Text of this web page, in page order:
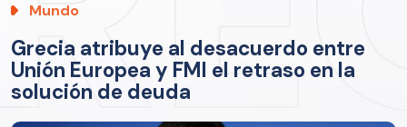
Mundo
Grecia atribuye al desacuerdo entre
Unión Europea y FMI el retraso en la
solución de deuda